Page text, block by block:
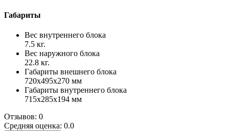
Габариты
Вес внутреннего блока
7.5 кг.
Вес наружного блока
22.8 кг.
Габариты внешнего блока
720x495x270 мм
Габариты внутреннего блока
715x285x194 мм
Отзывов: 0
Средняя оценка: 0.0